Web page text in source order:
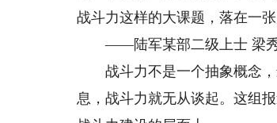
战斗力这样的大课题，落在一
——陆军某部二级上士 梁
战斗力不是一个抽象概念，
息，战斗力就无从谈起。这组